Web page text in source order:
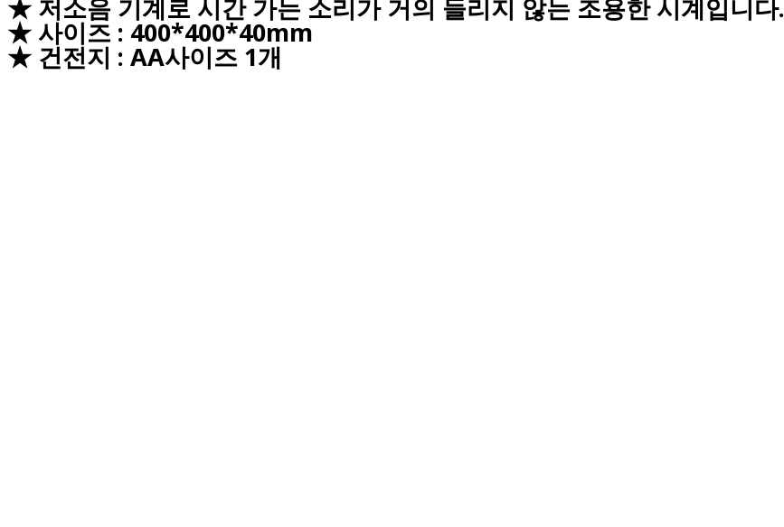
★ 저소음 기계로 시간 가는 소리가 거의 들리지 않는 조용한 시계입니다.
★ 사이즈 : 400*400*40mm
★ 건전지 : AA사이즈 1개